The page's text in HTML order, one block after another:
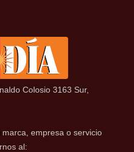
Colosio 3163 Sur,
empresa o servicio
al: